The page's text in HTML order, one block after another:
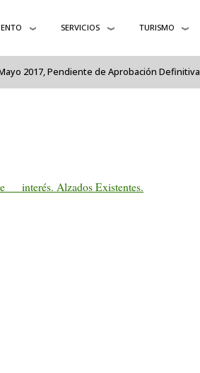
SERVICIOS TURISMO
2017, Pendiente de Aprobación Definitiva
interés. Alzados Existentes.